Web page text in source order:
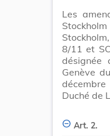
Les
8/11 et
désignée
Genève
Duché de
Art. 2.